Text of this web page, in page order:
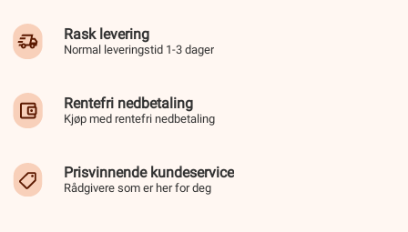
Rask levering
Normal leveringstid 1-3 dager
Rentefri nedbetaling
Kjøp med rentefri nedbetaling
Prisvinnende kundeservice
Rådgivere som er her for deg